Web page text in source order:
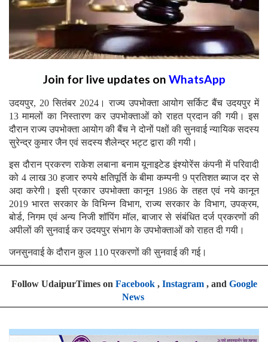
Join for live updates on WhatsApp
उदयपुर, 20 सितंबर 2024। राज्य उपभोक्ता आयोग सर्किट बैंच उदयपुर में
13 मामलों का निस्तारण कर उपभोक्ताओं को राहत प्रदान की गयी। इस
दौरान राज्य उपभोक्ता आयोग की बैंच ने दोनों पक्षों की सुनवाई न्यायिक सदस्य
सुरेन्द्र कुमार जैन एवं सदस्य शैलेन्द्र भट्ट द्वारा की गयी।
इस दौरान प्रकरण राकेश लबाना बनाम यूनाइटेड इंश्योरेंस कंपनी में परिवादी
को 4 लाख 30 हजार रुपये क्षतिपूर्ति के बीमा कम्पनी 9 प्रतिशत ब्याज दर से
अदा करेगी। इसी प्रकार उपभोक्ता कानून 1986 के तहत एवं नये कानून
2019 भारत सरकार के विभिन्न विभाग, राज्य सरकार के विभाग, उपक्रम,
बोर्ड, निगम एवं अन्य निजी शॉपिंग मॉल, बाजार से संबंधित दर्ज प्रकरणों की
अपीलों की सुनवाई कर उदयपुर संभाग के उपभोक्ताओं को राहत दी गयी।
जनसुनवाई के दौरान कुल 110 प्रकरणों की सुनवाई की गई।
Follow UdaipurTimes on Facebook, Instagram, and Google
News